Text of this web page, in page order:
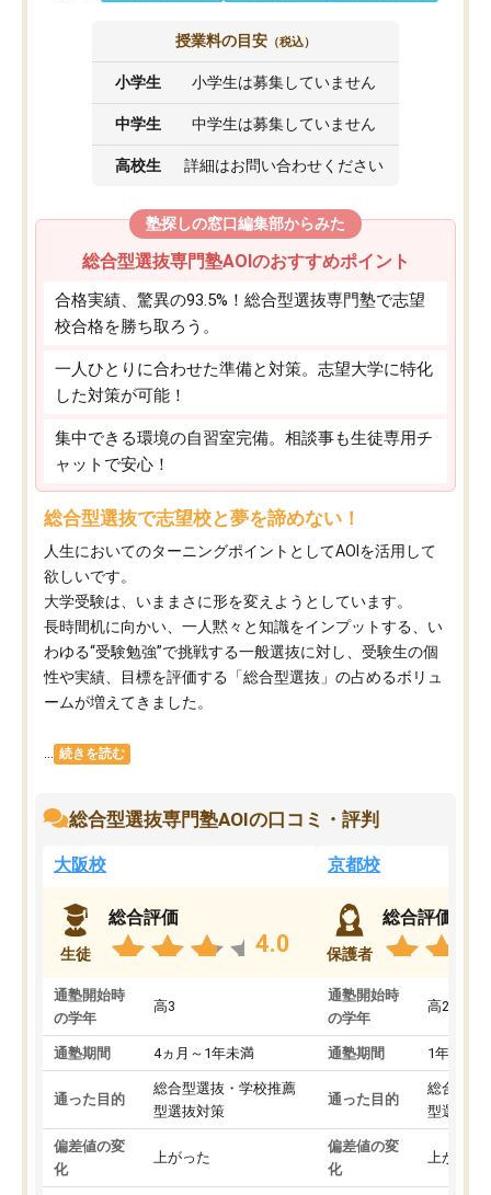
授業料の目安 （税込）
小学生 小学生は募集していません
中学生 中学生は募集していません
高校生 詳細はお問い合わせください
塾探しの窓口編集部からみた
総合型選抜専門塾AOIのおすすめポイント
合格実績、驚異の93.5%！総合型選抜専門塾で志望
校合格を勝ち取ろう。
一人ひとりに合わせた準備と対策。志望大学に特化
した対策が可能！
集中できる環境の自習室完備。相談事も生徒専用チ
ャットで安心！
総合型選抜で志望校と夢を諦めない！
人生においてのターニングポイントとしてAOIを活用して
欲しいです。
大学受験は、いままさに形を変えようとしています。
長時間机に向かい、一人黙々と知識をインプットする、い
わゆる“受験勉強”で挑戦する一般選抜に対し、受験生の個
性や実績、目標を評価する「総合型選抜」の占めるボリュ
ームが増えてきました。
続きを読む
総合型選抜専門塾AOIの口コミ・評判
大阪校
生徒
総合評価
4.0
通塾開始時
の学年
高3
通塾期間 4ヵ月～1年未満
通った目的
総合型選抜・学校推薦
型選抜対策
偏差値の変
化
上がった
京都校
保護者
総合評価
通塾開始時
の学年
高2
通塾期間 1年以上
通った目的
総合型選
型選抜対
偏差値の変
化
上がった